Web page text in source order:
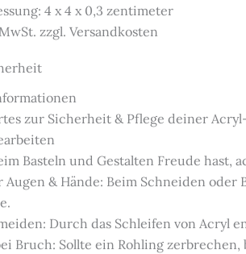
4 x 4 x 0,3 zentimeter
zzgl. Versandkosten
zur Sicherheit & Pflege deiner
Basteln und Gestalten Freude hast,
Augen & Hände: Beim Schneiden
Durch das Schleifen von Acryl
Bruch: Sollte ein Rohling